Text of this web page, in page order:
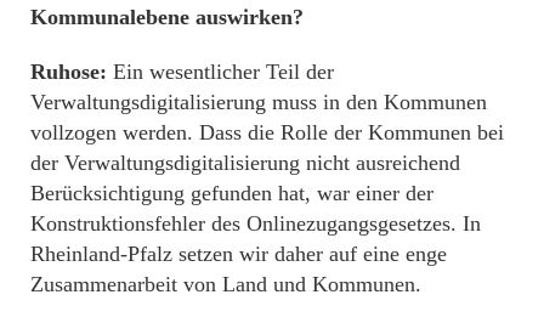
Kommunalebene auswirken?
Ruhose: Ein wesentlicher Teil der
Verwaltungsdigitalisierung muss in den Kommunen
vollzogen werden. Dass die Rolle der Kommunen bei
der Verwaltungsdigitalisierung nicht ausreichend
Berücksichtigung gefunden hat, war einer der
Konstruktionsfehler des Onlinezugangsgesetzes. In
Rheinland-Pfalz setzen wir daher auf eine enge
Zusammenarbeit von Land und Kommunen.